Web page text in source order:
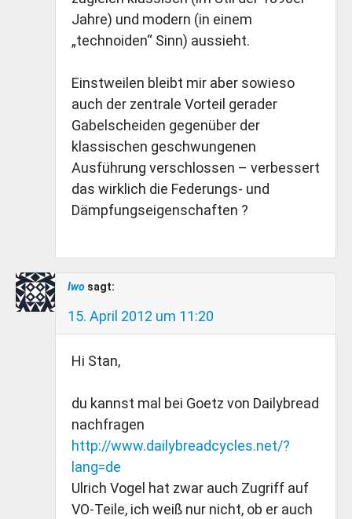
Jahre) und modern (in einem
„technoiden“ Sinn) aussieht.
Einstweilen bleibt mir aber sowieso
auch der zentrale Vorteil gerader
Gabelscheiden gegenüber der
klassischen geschwungenen
Ausführung verschlossen – verbessert
das wirklich die Federungs- und
Dämpfungseigenschaften ?
Iwo sagt:
15. April 2012 um 11:20
Hi Stan,
du kannst mal bei Goetz von Dailybread
nachfragen
http://www.dailybreadcycles.net/?
lang=de
Ulrich Vogel hat zwar auch Zugriff auf
VO-Teile, ich weiß nur nicht, ob er auch